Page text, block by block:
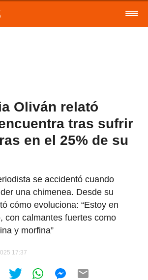
Oliván relató
tras sufrir
en el 25% de su
se accidentó cuando
una chimenea. Desde su
cómo evoluciona: “Estoy en
con calmantes fuertes como
y morfina”
17:37